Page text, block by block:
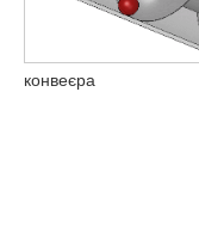
конвеєра